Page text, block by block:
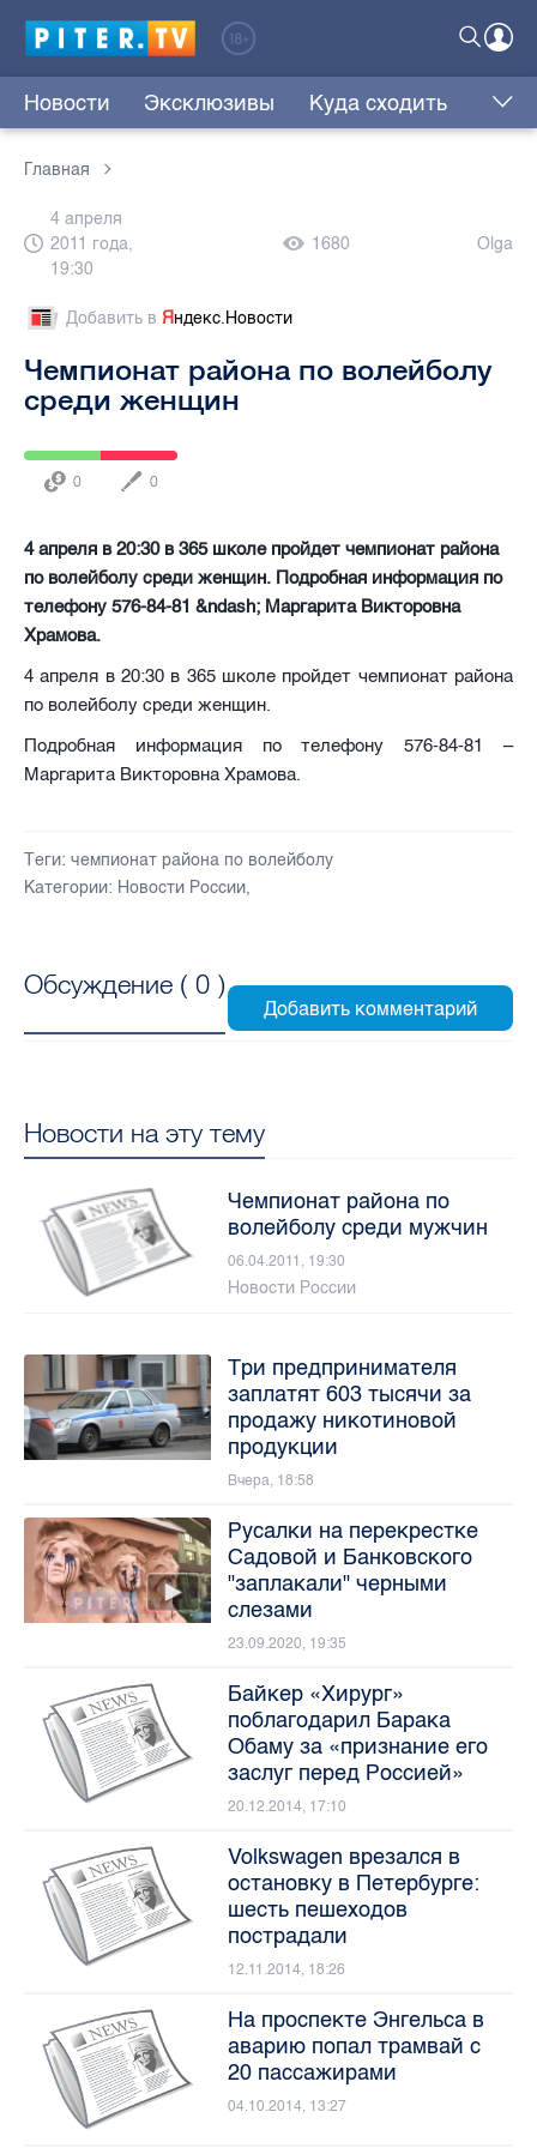
Новости Эксклюзивы Куда сходить
Главная
4 апреля
2011 года,
19:30
1680 Olga
Добавить в Яндекс.Новости
Чемпионат района по волейболу
среди женщин
0 0
4 апреля в 20:30 в 365 школе пройдет чемпионат района
по волейболу среди женщин. Подробная информация по
телефону 576-84-81 &ndash; Маргарита Викторовна
Храмова.
4 апреля в 20:30 в 365 школе пройдет чемпионат района
по волейболу среди женщин.
Подробная информация по телефону 576-84-81 –
Маргарита Викторовна Храмова.
Теги: чемпионат района по волейболу
Категории: Новости России,
Обсуждение ( 0 )
Новости на эту тему
Чемпионат района по
волейболу среди мужчин
06.04.2011, 19:30
Новости России
Три предпринимателя
заплатят 603 тысячи за
продажу никотиновой
продукции
Вчера, 18:58
Русалки на перекрестке
Садовой и Банковского
"заплакали" черными
слезами
23.09.2020, 19:35
Байкер «Хирург»
поблагодарил Барака
Обаму за «признание его
заслуг перед Россией»
20.12.2014, 17:10
Volkswagen врезался в
остановку в Петербурге:
шесть пешеходов
пострадали
12.11.2014, 18:26
На проспекте Энгельса в
аварию попал трамвай с
20 пассажирами
04.10.2014, 13:27